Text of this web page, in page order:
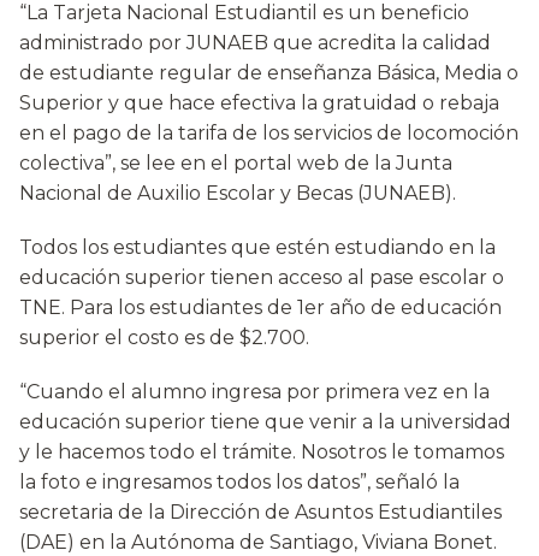
“La Tarjeta Nacional Estudiantil es un beneficio
administrado por JUNAEB que acredita la calidad
de estudiante regular de enseñanza Básica, Media o
Superior y que hace efectiva la gratuidad o rebaja
en el pago de la tarifa de los servicios de locomoción
colectiva”, se lee en el portal web de la Junta
Nacional de Auxilio Escolar y Becas (JUNAEB).
Todos los estudiantes que estén estudiando en la
educación superior tienen acceso al pase escolar o
TNE. Para los estudiantes de 1er año de educación
superior el costo es de $2.700.
“Cuando el alumno ingresa por primera vez en la
educación superior tiene que venir a la universidad
y le hacemos todo el trámite. Nosotros le tomamos
la foto e ingresamos todos los datos”, señaló la
secretaria de la Dirección de Asuntos Estudiantiles
(DAE) en la Autónoma de Santiago, Viviana Bonet.